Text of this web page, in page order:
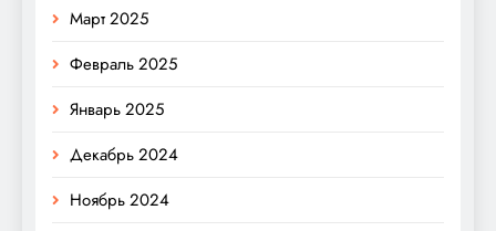
Март 2025
Февраль 2025
Январь 2025
Декабрь 2024
Ноябрь 2024